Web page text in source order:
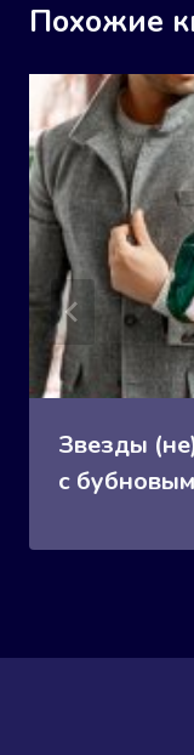
Похожие
Звезды
с